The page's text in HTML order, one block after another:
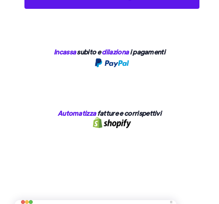
Incassasubito edilazionai pagamenti
Automatizzafatture e corrispettivi